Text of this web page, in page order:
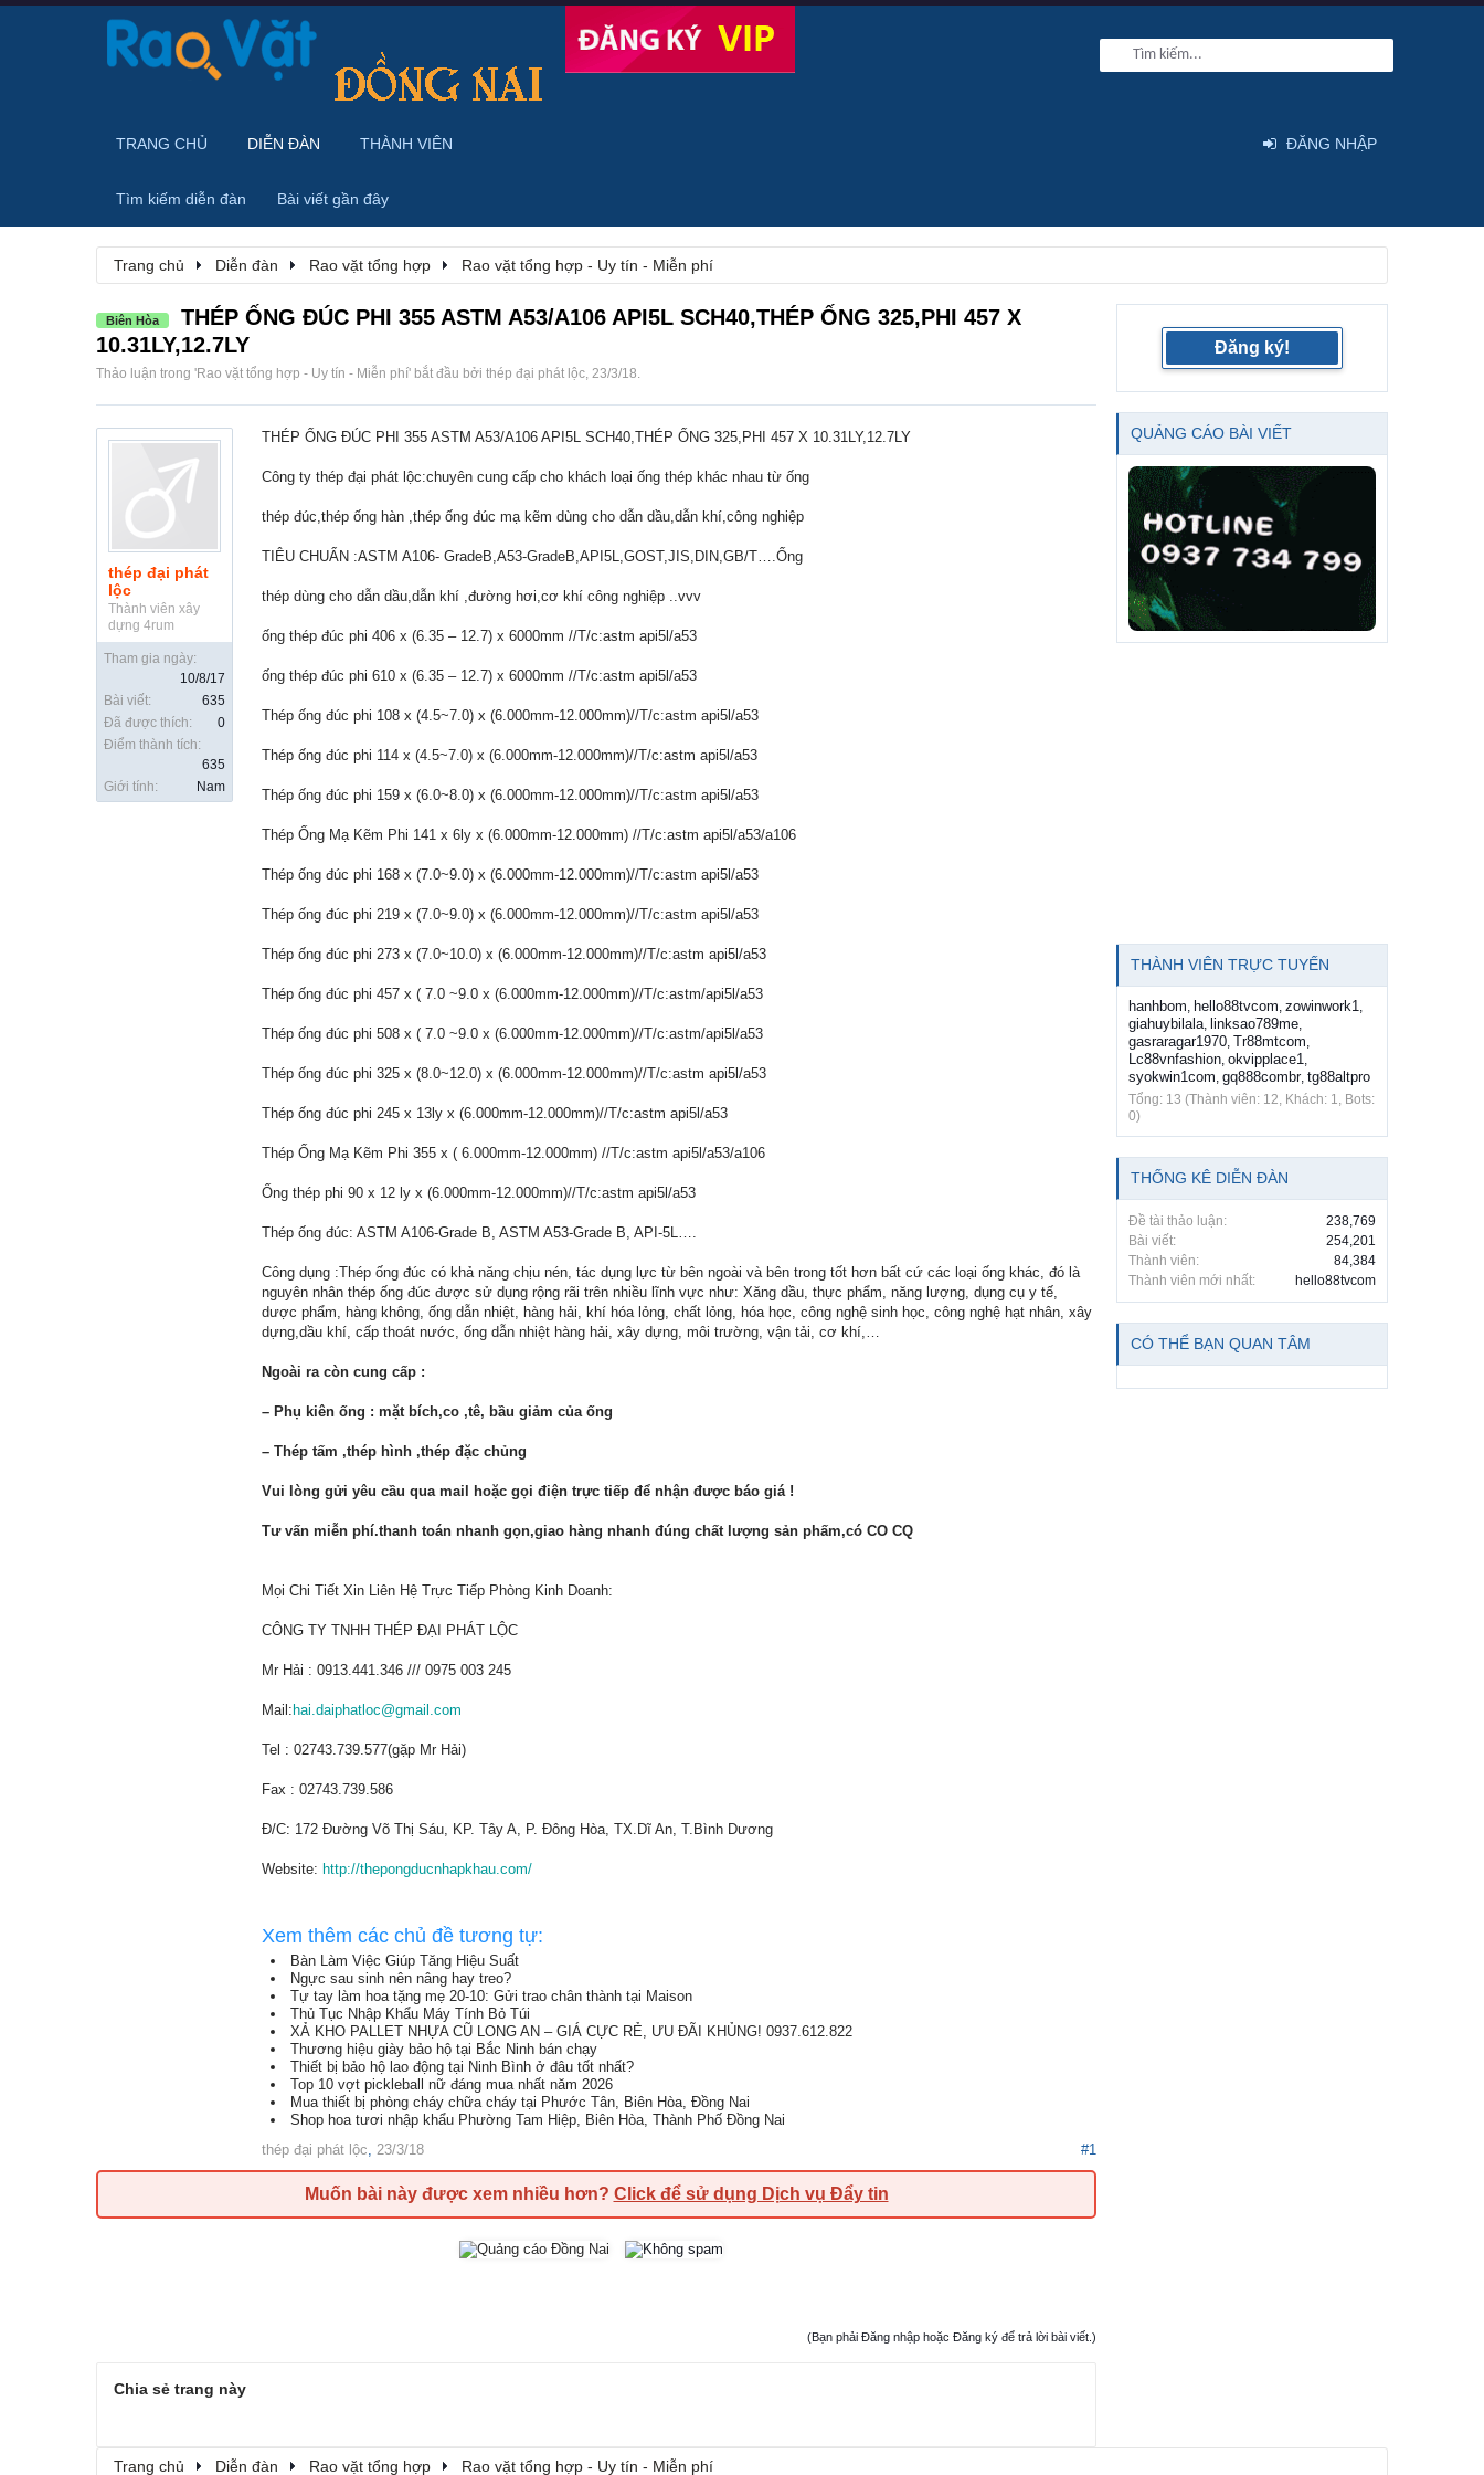
Trang chủ Diễn đàn Rao vặt tổng hợp Rao vặt tổng hợp - Uy tín - Miễn phí
Biên Hòa
THÉP ỐNG ĐÚC PHI 355 ASTM A53/A106 API5L SCH40,THÉP ỐNG 325,PHI 457 X
10.31LY,12.7LY
Thảo luận trong 'Rao vặt tổng hợp - Uy tín - Miễn phí' bắt đầu bởi thép đại phát lộc, 23/3/18.
thép đại phát
lộc
Thành viên xây
dựng 4rum
Tham gia ngày:
10/8/17
Bài viết:
635
Đã được thích:
0
Điểm thành tích:
635
Giới tính:
Nam
THÉP ỐNG ĐÚC PHI 355 ASTM A53/A106 API5L SCH40,THÉP ỐNG 325,PHI 457 X 10.31LY,12.7LY
Công ty thép đại phát lộc:chuyên cung cấp cho khách loại ống thép khác nhau từ ống
thép đúc,thép ống hàn ,thép ống đúc mạ kẽm dùng cho dẫn dầu,dẫn khí,công nghiệp
TIÊU CHUẨN :ASTM A106- GradeB,A53-GradeB,API5L,GOST,JIS,DIN,GB/T….Ống
thép dùng cho dẫn dầu,dẫn khí ,đường hơi,cơ khí công nghiệp ..vvv
ống thép đúc phi 406 x (6.35 – 12.7) x 6000mm //T/c:astm api5l/a53
ống thép đúc phi 610 x (6.35 – 12.7) x 6000mm //T/c:astm api5l/a53
Thép ống đúc phi 108 x (4.5~7.0) x (6.000mm-12.000mm)//T/c:astm api5l/a53
Thép ống đúc phi 114 x (4.5~7.0) x (6.000mm-12.000mm)//T/c:astm api5l/a53
Thép ống đúc phi 159 x (6.0~8.0) x (6.000mm-12.000mm)//T/c:astm api5l/a53
Thép Ống Mạ Kẽm Phi 141 x 6ly x (6.000mm-12.000mm) //T/c:astm api5l/a53/a106
Thép ống đúc phi 168 x (7.0~9.0) x (6.000mm-12.000mm)//T/c:astm api5l/a53
Thép ống đúc phi 219 x (7.0~9.0) x (6.000mm-12.000mm)//T/c:astm api5l/a53
Thép ống đúc phi 273 x (7.0~10.0) x (6.000mm-12.000mm)//T/c:astm api5l/a53
Thép ống đúc phi 457 x ( 7.0 ~9.0 x (6.000mm-12.000mm)//T/c:astm/api5l/a53
Thép ống đúc phi 508 x ( 7.0 ~9.0 x (6.000mm-12.000mm)//T/c:astm/api5l/a53
Thép ống đúc phi 325 x (8.0~12.0) x (6.000mm-12.000mm)//T/c:astm api5l/a53
Thép ống đúc phi 245 x 13ly x (6.000mm-12.000mm)//T/c:astm api5l/a53
Thép Ống Mạ Kẽm Phi 355 x ( 6.000mm-12.000mm) //T/c:astm api5l/a53/a106
Ống thép phi 90 x 12 ly x (6.000mm-12.000mm)//T/c:astm api5l/a53
Thép ống đúc: ASTM A106-Grade B, ASTM A53-Grade B, API-5L….
Công dụng :Thép ống đúc có khả năng chịu nén, tác dụng lực từ bên ngoài và bên trong tốt hơn bất cứ các loại ống khác, đó là
nguyên nhân thép ống đúc được sử dụng rộng rãi trên nhiều lĩnh vực như: Xăng dầu, thực phẩm, năng lượng, dụng cụ y tế,
dược phẩm, hàng không, ống dẫn nhiệt, hàng hải, khí hóa lỏng, chất lỏng, hóa học, công nghệ sinh học, công nghệ hạt nhân, xây
dựng,dầu khí, cấp thoát nước, ống dẫn nhiệt hàng hải, xây dựng, môi trường, vận tải, cơ khí,…
Ngoài ra còn cung cấp :
– Phụ kiên ống : mặt bích,co ,tê, bầu giảm của ống
– Thép tấm ,thép hình ,thép đặc chủng
Vui lòng gửi yêu cầu qua mail hoặc gọi điện trực tiếp để nhận được báo giá !
Tư vấn miễn phí.thanh toán nhanh gọn,giao hàng nhanh đúng chất lượng sản phấm,có CO CQ
Mọi Chi Tiết Xin Liên Hệ Trực Tiếp Phòng Kinh Doanh:
CÔNG TY TNHH THÉP ĐẠI PHÁT LỘC
Mr Hải : 0913.441.346 /// 0975 003 245
Mail: hai.daiphatloc@gmail.com
Tel : 02743.739.577(gặp Mr Hải)
Fax : 02743.739.586
Đ/C: 172 Đường Võ Thị Sáu, KP. Tây A, P. Đông Hòa, TX.Dĩ An, T.Bình Dương
Website: http://thepongducnhapkhau.com/
Xem thêm các chủ đề tương tự:
Bàn Làm Việc Giúp Tăng Hiệu Suất
Ngực sau sinh nên nâng hay treo?
Tự tay làm hoa tặng mẹ 20-10: Gửi trao chân thành tại Maison
Thủ Tục Nhập Khẩu Máy Tính Bỏ Túi
XẢ KHO PALLET NHỰA CŨ LONG AN – GIÁ CỰC RẺ, ƯU ĐÃI KHỦNG! 0937.612.822
Thương hiệu giày bảo hộ tại Bắc Ninh bán chạy
Thiết bị bảo hộ lao động tại Ninh Bình ở đâu tốt nhất?
Top 10 vợt pickleball nữ đáng mua nhất năm 2026
Mua thiết bị phòng cháy chữa cháy tại Phước Tân, Biên Hòa, Đồng Nai
Shop hoa tươi nhập khẩu Phường Tam Hiệp, Biên Hòa, Thành Phố Đồng Nai
thép đại phát lộc, 23/3/18 #1
Muốn bài này được xem nhiều hơn? Click để sử dụng Dịch vụ Đẩy tin
(Bạn phải Đăng nhập hoặc Đăng ký để trả lời bài viết.)
Chia sẻ trang này
Đăng ký!
QUẢNG CÁO BÀI VIẾT
THÀNH VIÊN TRỰC TUYẾN
hanhbom, hello88tvcom, zowinwork1,
giahuybilala, linksao789me,
gasraragar1970, Tr88mtcom,
Lc88vnfashion, okvipplace1,
syokwin1com, gq888combr, tg88altpro
Tổng: 13 (Thành viên: 12, Khách: 1, Bots:
0)
THỐNG KÊ DIỄN ĐÀN
Đề tài thảo luận:
238,769
Bài viết:
254,201
Thành viên:
84,384
Thành viên mới nhất:
hello88tvcom
CÓ THỂ BẠN QUAN TÂM
Trang chủ Diễn đàn Rao vặt tổng hợp Rao vặt tổng hợp - Uy tín - Miễn phí
TRANG CHỦ DIỄN ĐÀN
Tìm kiếm diễn đàn Bài viết gần đây
THÀNH VIÊN ĐĂNG NHẬP